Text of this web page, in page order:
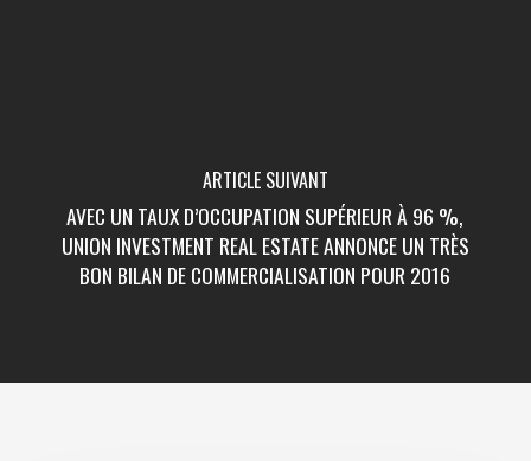
ARTICLE SUIVANT
AVEC UN TAUX D’OCCUPATION SUPÉRIEUR À 96 %,
UNION INVESTMENT REAL ESTATE ANNONCE UN TRÈS
BON BILAN DE COMMERCIALISATION POUR 2016